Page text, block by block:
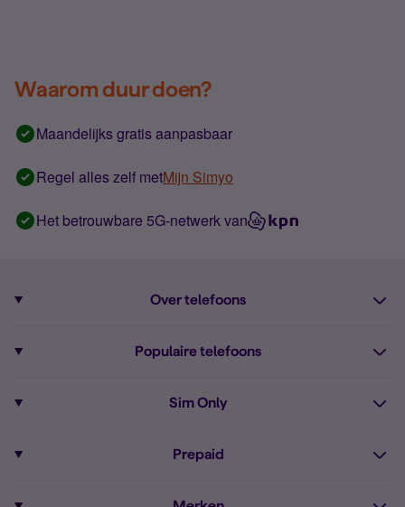
Waarom duur doen?
Maandelijks gratis aanpasbaar
Regel alles zelf metMijn Simyo
Het betrouwbare 5G-netwerk van
Over telefoons
Alle telefoons
Populaire telefoons
iPhone 16
Sim Only
Prepaid